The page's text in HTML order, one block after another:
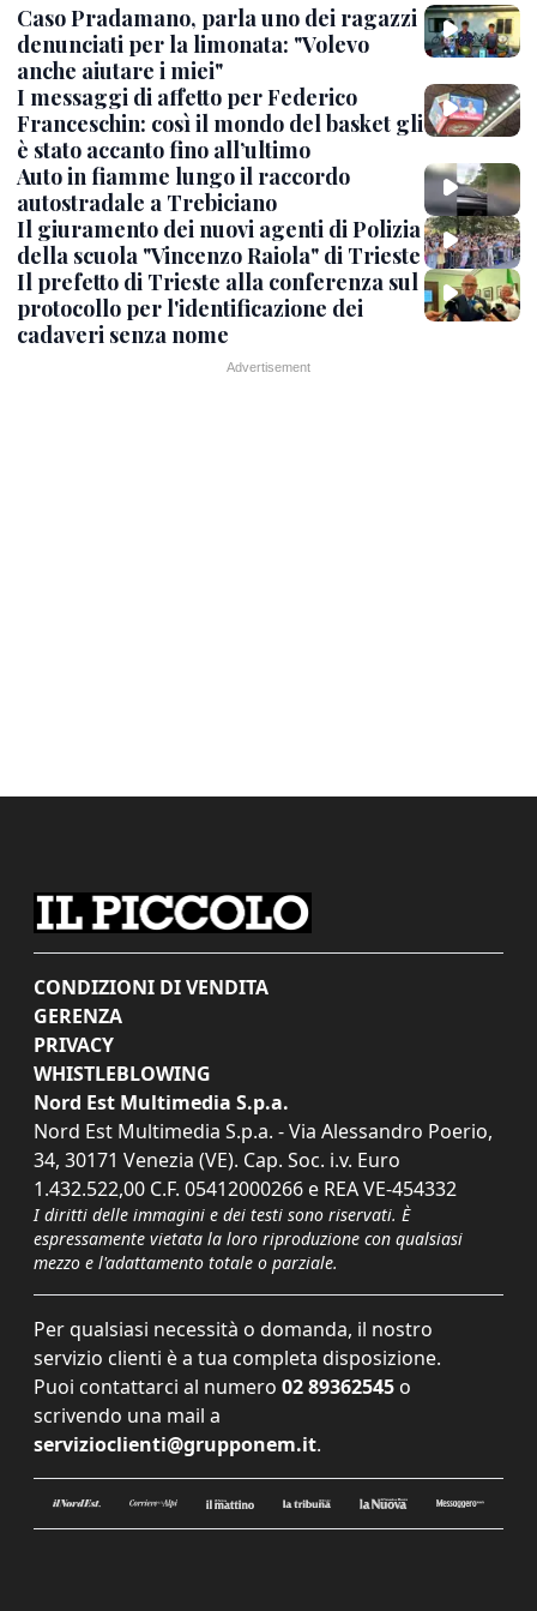
Caso Pradamano, parla uno dei ragazzi
denunciati per la limonata: "Volevo
anche aiutare i miei"
I messaggi di affetto per Federico
Franceschin: così il mondo del basket gli
è stato accanto fino all’ultimo
Auto in fiamme lungo il raccordo
autostradale a Trebiciano
Il giuramento dei nuovi agenti di Polizia
della scuola "Vincenzo Raiola" di Trieste
Il prefetto di Trieste alla conferenza sul
protocollo per l'identificazione dei
cadaveri senza nome
CONDIZIONI DI VENDITA
GERENZA
PRIVACY
WHISTLEBLOWING
Nord Est Multimedia S.p.a.
Nord Est Multimedia S.p.a. - Via Alessandro Poerio,
34, 30171 Venezia (VE). Cap. Soc. i.v. Euro
1.432.522,00 C.F. 05412000266 e REA VE-454332
I diritti delle immagini e dei testi sono riservati. È
espressamente vietata la loro riproduzione con qualsiasi
mezzo e l'adattamento totale o parziale.
Per qualsiasi necessità o domanda, il nostro
servizio clienti è a tua completa disposizione.
Puoi contattarci al numero 02 89362545 o
scrivendo una mail a
servizioclienti@grupponem.it.